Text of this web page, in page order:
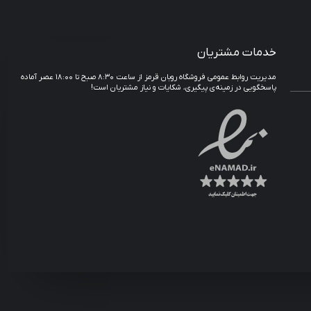
خدمات مشتریان
مدیریت روابط عمومی فروشگاه روبان قرمز از ساعت ۸:۳۰ صبح تا ۱۸:۰۰ عصر آماده
پاسخگویی در زمینه‌ی پیگیری، شکایات و نیاز مشتریان است!